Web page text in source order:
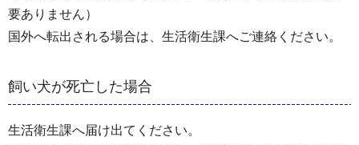
要ありません）
国外へ転出される場合は、生活衛生課へご連絡ください。
飼い犬が死亡した場合
生活衛生課へ届け出てください。